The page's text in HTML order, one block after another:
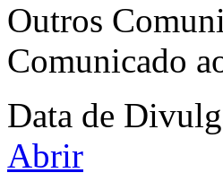
Outros
Comunicado
Data de
Abrir